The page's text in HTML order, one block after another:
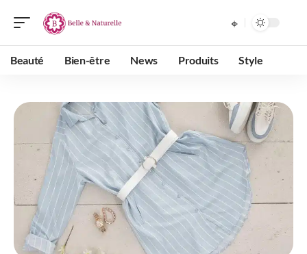
Beauté Bien-être News Produits Style